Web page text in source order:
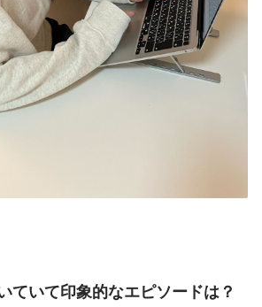
ていて印象的なエピソードは？